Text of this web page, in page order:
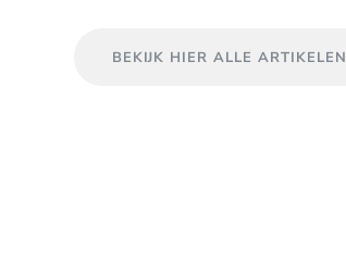
BEKIJK HIER ALLE ARTIKELEN